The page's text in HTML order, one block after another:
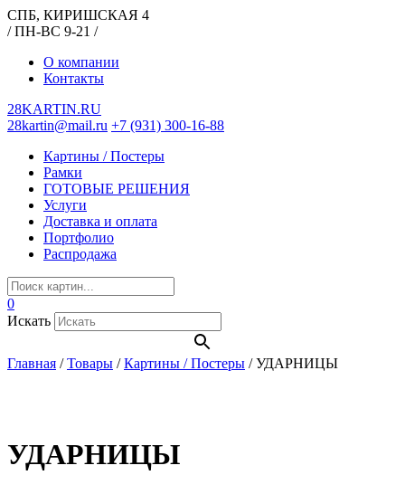
СПБ, КИРИШСКАЯ 4
/ ПН-ВС 9-21 /
О компании
Контакты
28KARTIN.RU
28kartin@mail.ru +7 (931) 300-16-88
Картины / Постеры
Рамки
ГОТОВЫЕ РЕШЕНИЯ
Услуги
Доставка и оплата
Портфолио
Распродажа
0
Искать
Главная /Товары /Картины / Постеры /УДАРНИЦЫ
УДАРНИЦЫ